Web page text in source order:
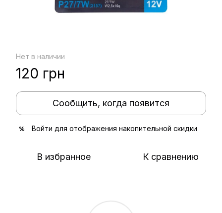
Нет в наличии
120 грн
Сообщить, когда появится
% Войти для отображения накопительной скидки
В избранное К сравнению